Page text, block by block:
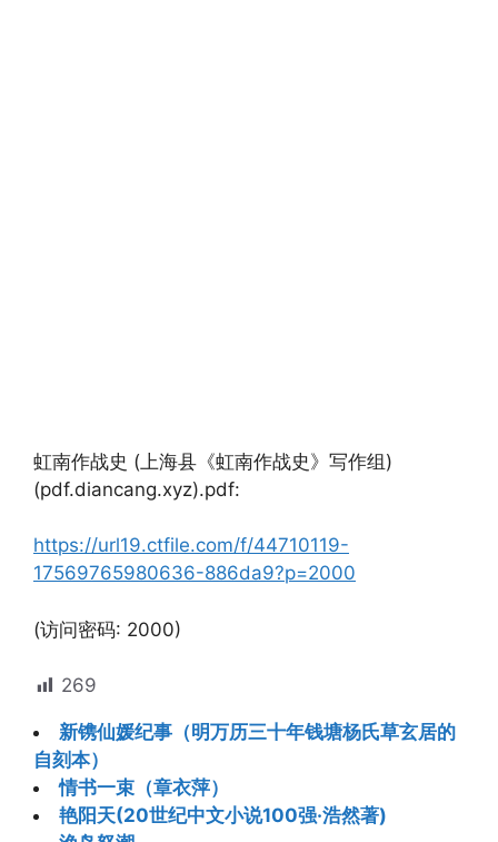
虹南作战史 (上海县《虹南作战史》写作组)
(pdf.diancang.xyz).pdf:
https://url19.ctfile.com/f/44710119-
17569765980636-886da9?p=2000
(访问密码: 2000)
269
新镌仙媛纪事（明万历三十年钱塘杨氏草玄居的
自刻本）
情书一束（章衣萍）
艳阳天(20世纪中文小说100强·浩然著)